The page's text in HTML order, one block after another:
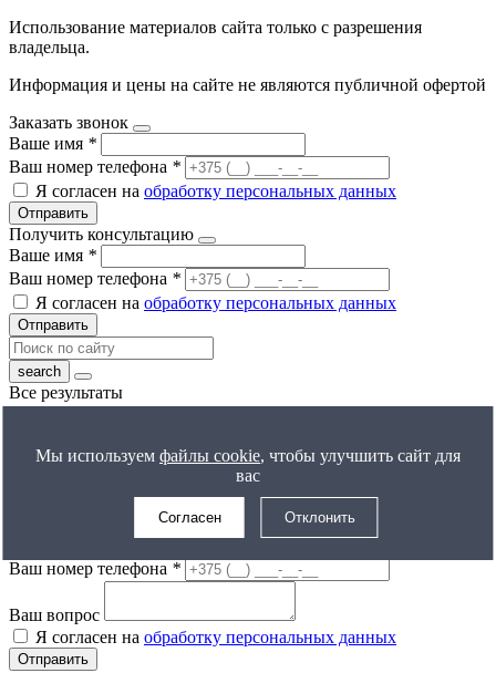
Использование материалов сайта только с разрешения
владельца.
Информация и цены на сайте не являются публичной офертой
Заказать звонок
Ваше имя *
Ваш номер телефона *
Я согласен на обработку персональных данных
Отправить
Получить консультацию
Ваше имя *
Ваш номер телефона *
Я согласен на обработку персональных данных
Отправить
Все результаты
Получить расчет цены
Ваш номер телефона*
обработку персональных данных
Ваш номер телефона *
Ваш вопрос
Я согласен на обработку персональных данных
Отправить
Мы используем файлы cookie, чтобы улучшить сайт для
вас
Согласен Отклонить